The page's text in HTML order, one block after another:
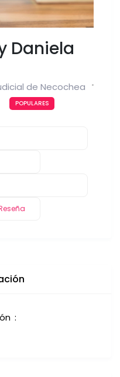
Daniela
de Necochea
POPULARES